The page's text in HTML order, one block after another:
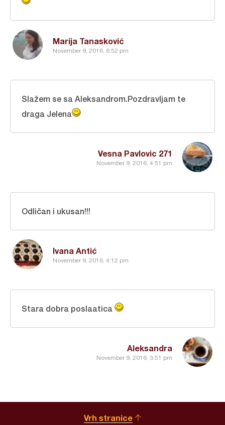
Marija Tanasković
November 9, 2016, 6:52 pm
Vesna Pavlovic 271
November 9, 2016, 4:51 pm
Slažem se sa Aleksandrom.Pozdravljam te
draga Jelena
Ivana Antić
November 9, 2016, 4:12 pm
Odličan i ukusan!!!
Aleksandra
November 9, 2016, 3:51 pm
Stara dobra poslaatica
Vrh stranice